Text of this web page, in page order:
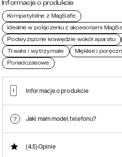
Informacje o produkcie
Kompatybilne z MagSafe
Idealne w połączeniu z akcesoriami
Podwyższone krawędzie wokół aparatu
Trwałe i wytrzymałe
Miękkie i
Ponadczasowe
Informacje o produkcie
Jaki mam model telefonu?
(4.5)Opinie